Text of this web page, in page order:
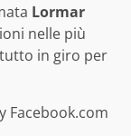
Lormar
nelle più
in giro per
Facebook.com